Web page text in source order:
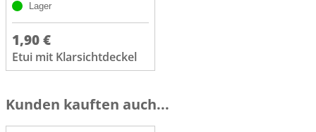
Lager
1,90 €
Etui mit Klarsichtdeckel
Kunden kauften auch...